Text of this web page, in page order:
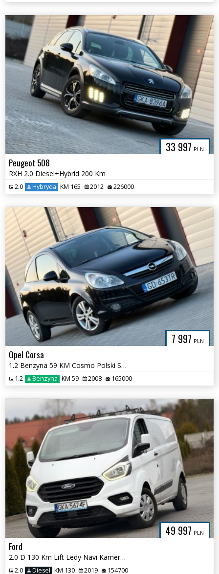
33 997 PLN
Peugeot 508
RXH 2.0 Diesel+Hybrid 200 Km
2.0 Hybryda KM 165 2012 226000
7 997 PLN
Opel Corsa
1.2 Benzyna 59 KM Cosmo Polski Salon
1.2 Benzyna KM 59 2008 165000
49 997 PLN
Ford
2.0 D 130 Km Lift Ledy Navi Kamera Long
2.0 Diesel KM 130 2019 154700